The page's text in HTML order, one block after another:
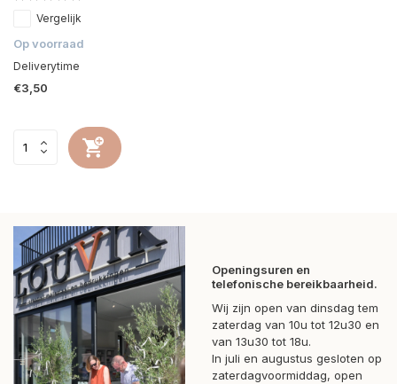
Vergelijk
Op voorraad
Deliverytime
€3,50
Openingsuren en
telefonische bereikbaarheid.
Wij zijn open van dinsdag tem
zaterdag van 10u tot 12u30 en
van 13u30 tot 18u.
In juli en augustus gesloten op
zaterdagvoormiddag, open